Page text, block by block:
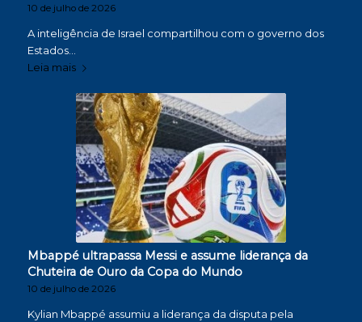
10 de julho de 2026
A inteligência de Israel compartilhou com o governo dos
Estados…
Leia mais
Mbappé ultrapassa Messi e assume liderança da
Chuteira de Ouro da Copa do Mundo
10 de julho de 2026
Kylian Mbappé assumiu a liderança da disputa pela